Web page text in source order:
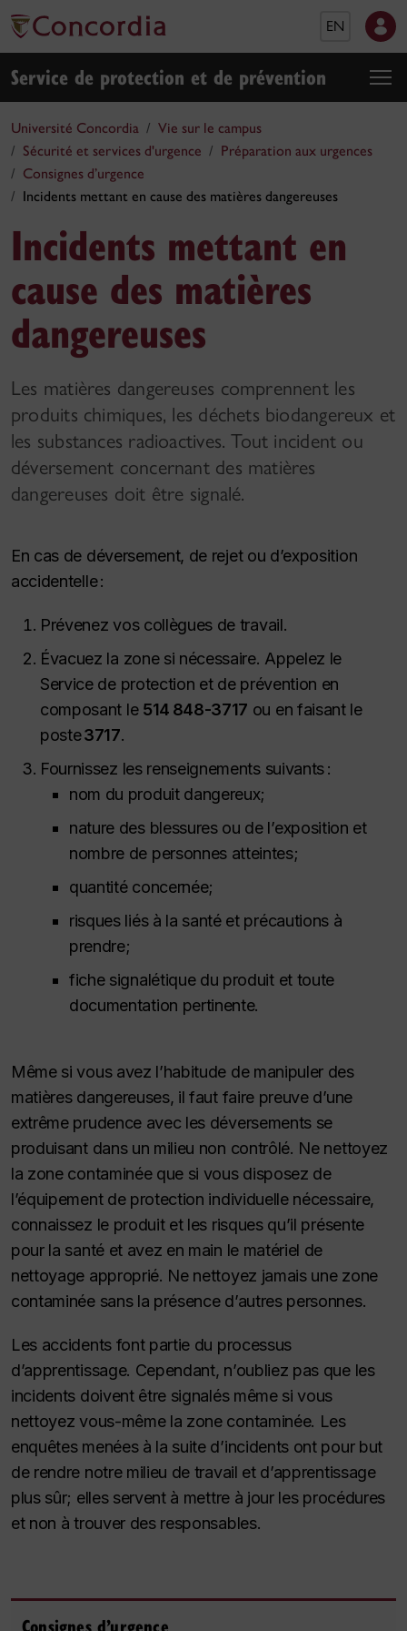
EN
Service de protection et de prévention
Université Concordia
Vie sur le campus
Sécurité et services d'urgence
Préparation aux urgences
Consignes d’urgence
Incidents mettant en cause des matières dangereuses
Incidents mettant en
cause des matières
dangereuses
Les matières dangereuses comprennent les
produits chimiques, les déchets biodangereux et
les substances radioactives. Tout incident ou
déversement concernant des matières
dangereuses doit être signalé.
En cas de déversement, de rejet ou d’exposition
accidentelle :
Prévenez vos collègues de travail.
Évacuez la zone si nécessaire. Appelez le
Service de protection et de prévention en
composant le 514 848-3717 ou en faisant le
poste3717.
Fournissez les renseignements suivants :
nom du produit dangereux;
nature des blessures ou de l’exposition et
nombre de personnes atteintes;
quantité concernée;
risques liés à la santé et précautions à
prendre;
fiche signalétique du produit et toute
documentation pertinente.
Même si vous avez l’habitude de manipuler des
matières dangereuses, il faut faire preuve d’une
extrême prudence avec les déversements se
produisant dans un milieu non contrôlé. Ne nettoyez
la zone contaminée que si vous disposez de
l’équipement de protection individuelle nécessaire,
connaissez le produit et les risques qu’il présente
pour la santé et avez en main le matériel de
nettoyage approprié. Ne nettoyez jamais une zone
contaminée sans la présence d’autres personnes.
Les accidents font partie du processus
d’apprentissage. Cependant, n’oubliez pas que les
incidents doivent être signalés même si vous
nettoyez vous-même la zone contaminée. Les
enquêtes menées à la suite d’incidents ont pour but
de rendre notre milieu de travail et d’apprentissage
plus sûr; elles servent à mettre à jour les procédures
et non à trouver des responsables.
Consignes d’urgence